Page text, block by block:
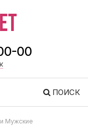
00
ПОИСК
Мужские